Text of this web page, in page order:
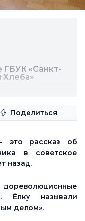
ГБУК «Санкт-
Хлеба»
Поделиться
это рассказ об
в советское
назад.
Ёлку называли
делом».